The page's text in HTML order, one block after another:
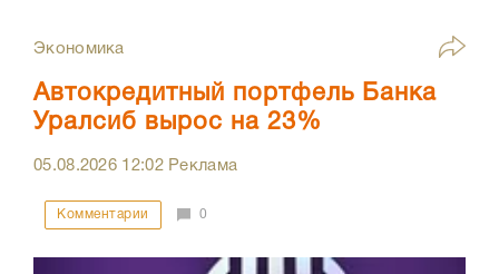
Экономика
Автокредитный портфель Банка
Уралсиб вырос на 23%
05.08.2026 12:02Реклама
Комментарии 0